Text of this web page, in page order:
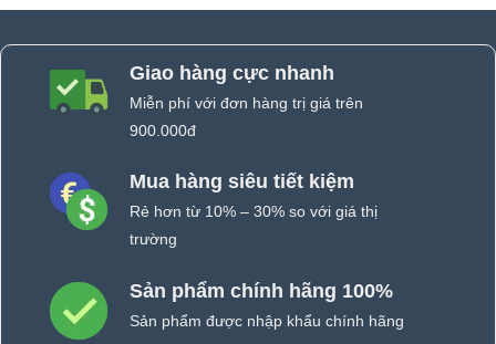
Giao hàng cực nhanh
Miễn phí với đơn hàng trị giá trên
900.000đ
Mua hàng siêu tiết kiệm
Rẻ hơn từ 10% – 30% so với giá thị
trường
Sản phẩm chính hãng 100%
Sản phẩm được nhập khẩu chính hãng